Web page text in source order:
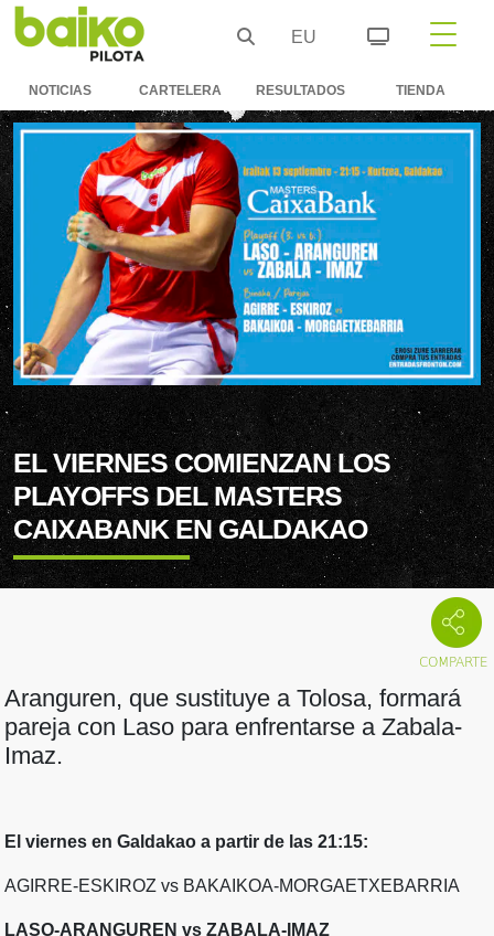
EU
NOTICIAS CARTELERA RESULTADOS TIENDA
EL VIERNES COMIENZAN LOS
PLAYOFFS DEL MASTERS
CAIXABANK EN GALDAKAO
Aranguren, que sustituye a Tolosa, formará
pareja con Laso para enfrentarse a Zabala-
Imaz.
El viernes en Galdakao a partir de las 21:15:
AGIRRE-ESKIROZ vs BAKAIKOA-MORGAETXEBARRIA
LASO-ARANGUREN vs ZABALA-IMAZ